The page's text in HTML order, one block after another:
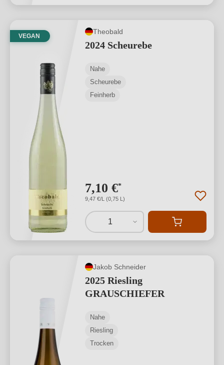
VEGAN
Theobald
2024 Scheurebe
Nahe
Scheurebe
Feinherb
7,10 €*
9,47 €/L (0,75 L)
1
Jakob Schneider
2025 Riesling
GRAUSCHIEFER
Nahe
Riesling
Trocken